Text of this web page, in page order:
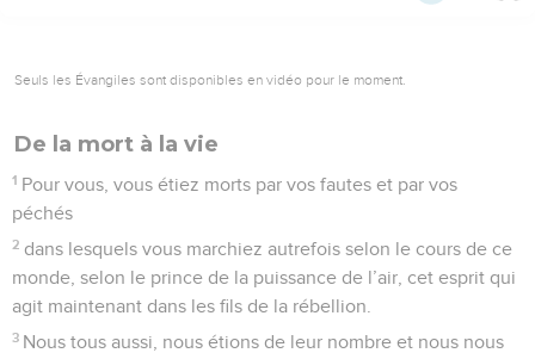
Seuls les Évangiles sont disponibles en vidéo pour le moment.
De la mort à la vie
1 Pour vous, vous étiez morts par vos fautes et par vos
péchés
2 dans lesquels vous marchiez autrefois selon le cours de ce
monde, selon le prince de la puissance de l’air, cet esprit qui
agit maintenant dans les fils de la rébellion.
3 Nous tous aussi, nous étions de leur nombre et nous nous